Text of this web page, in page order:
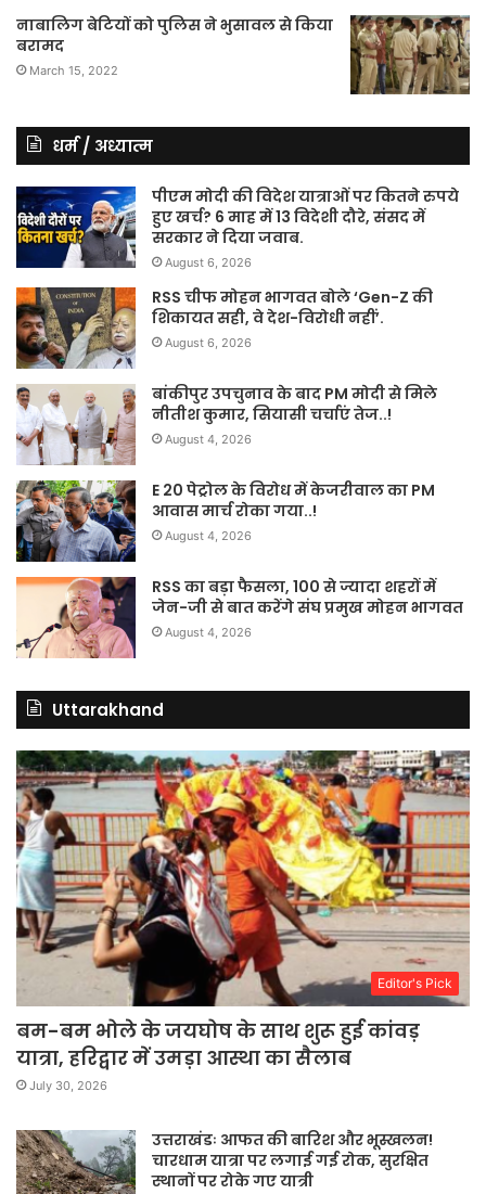
नाबालिग बेटियों को पुलिस ने भुसावल से किया
बरामद
March 15, 2022
धर्म / अध्यात्म
पीएम मोदी की विदेश यात्राओं पर कितने रुपये
हुए खर्च? 6 माह में 13 विदेशी दौरे, संसद में
सरकार ने दिया जवाब.
August 6, 2026
RSS चीफ मोहन भागवत बोले ‘Gen-Z की
शिकायत सही, वे देश-विरोधी नहीं’.
August 6, 2026
बांकीपुर उपचुनाव के बाद PM मोदी से मिले
नीतीश कुमार, सियासी चर्चाएं तेज..!
August 4, 2026
E 20 पेट्रोल के विरोध में केजरीवाल का PM
आवास मार्च रोका गया..!
August 4, 2026
RSS का बड़ा फैसला, 100 से ज्यादा शहरों में
जेन-जी से बात करेंगे संघ प्रमुख मोहन भागवत
August 4, 2026
Uttarakhand
Editor's Pick
बम-बम भोले के जयघोष के साथ शुरू हुई कांवड़
यात्रा, हरिद्वार में उमड़ा आस्था का सैलाब
July 30, 2026
उत्तराखंडः आफत की बारिश और भूस्खलन!
चारधाम यात्रा पर लगाई गई रोक, सुरक्षित
स्थानों पर रोके गए यात्री